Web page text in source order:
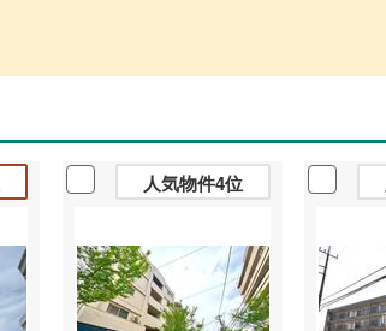
人気物件4位